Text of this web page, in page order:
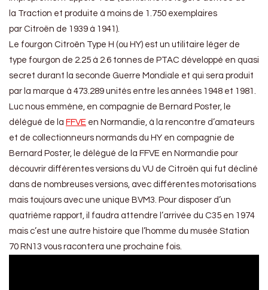
la Traction et produite à moins de 1.750 exemplaires
par Citroën de 1939 à 1941).
Le fourgon Citroën Type H (ou HY) est un utilitaire léger de
type fourgon de 2.25 à 2.6 tonnes de PTAC développé en quasi
secret durant la seconde Guerre Mondiale et qui sera produit
par la marque à 473.289 unités entre les années 1948 et 1981.
Luc nous emmène, en compagnie de Bernard Poster, le
délégué de la FFVE en Normandie, à la rencontre d’amateurs
et de collectionneurs normands du HY en compagnie de
Bernard Poster, le délégué de la FFVE en Normandie pour
découvrir différentes versions du VU de Citroën qui fut décliné
dans de nombreuses versions, avec différentes motorisations
mais toujours avec une unique BVM3. Pour disposer d’un
quatrième rapport, il faudra attendre l’arrivée du C35 en 1974
mais c’est une autre histoire que l’homme du musée Station
70 RN13 vous racontera une prochaine fois.